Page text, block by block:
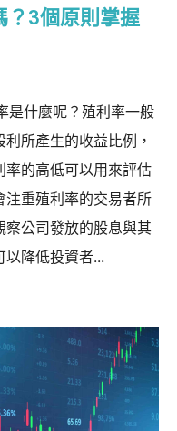
？3個原則掌握
是什麼呢？殖利率一般
所產生的收益比例，
率的高低可以用來評估
注重殖利率的交易者所
察公司發放的股息與其
降低投資者...